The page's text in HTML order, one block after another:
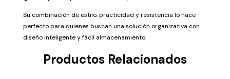
Su combinación de estilo, practicidad y resistencia lo hace
perfecto para quienes buscan una solución organizativa con
diseño inteligente y fácil almacenamiento.
Productos Relacionados